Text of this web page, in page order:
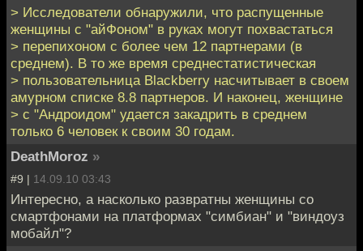
> Исследователи обнаружили, что распущенные
женщины с "айФоном" в руках могут похвастаться
> перепихоном с более чем 12 партнерами (в
среднем). В то же время среднестатистическая
> пользовательница Blackberry насчитывает в своем
амурном списке 8.8 партнеров. И наконец, женщине
> с "Андроидом" удается закадрить в среднем
только 6 человек к своим 30 годам.
DeathMoroz »
#9 | 14.09.10 03:43
Интересно, а насколько развратны женщины со
смартфонами на платформах "симбиан" и "виндоуз
мобайл"?